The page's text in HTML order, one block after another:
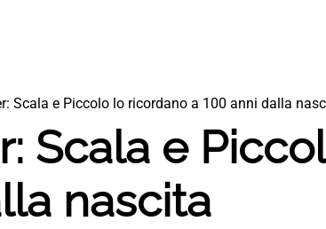
Scala e Piccolo lo ricordano a 100 anni dalla
Scala e
nascita